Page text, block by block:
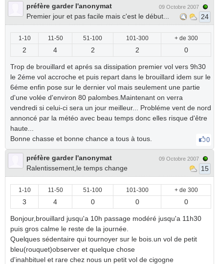
préfère garder l'anonymat
Premier jour et pas facile mais c'est le début...
09 Octobre 2007
24
1-10 11-50 51-100 101-300 + de 300
2 4 2 2 0
Trop de brouillard et aprés sa dissipation premier vol vers 9h30
le 2éme vol accroche et puis repart dans le brouillard idem sur le
6éme enfin pose sur le dernier vol mais seulement une partie
d'une volée d'environ 80 palombes.Maintenant on verra
vendredi si celui-ci sera un jour meilleur... Probléme vent de nord
annoncé par la météo avec beau temps donc elles risque d'être
haute...
Bonne chasse et bonne chance a tous à tous.
0
préfère garder l'anonymat
Ralentissement,le temps change
09 Octobre 2007
15
1-10 11-50 51-100 101-300 + de 300
3 4 0 0 0
Bonjour,brouillard jusqu'a 10h passage modéré jusqu'a 11h30
puis gros calme le reste de la journée.
Quelques sédentaire qui tournoyer sur le bois.un vol de petit
bleu(rouquet)observer et quelque chose
d'inahbituel et rare chez nous un petit vol de cigogne